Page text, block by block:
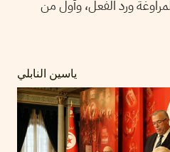
ورد الفعل، وأول من
ياسين النابلي